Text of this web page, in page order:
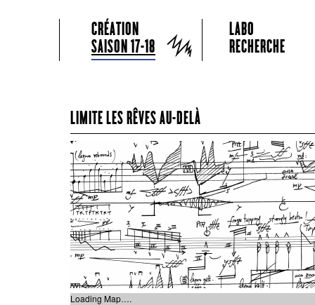
Grame
Menu principal
Aller au contenu principal
Aller au contenu secondaire
CRÉATION
SAISON 17-18
LABO
RECHERCHE
LIMITE LES RÊVES AU-DELÀ
Loading Map….